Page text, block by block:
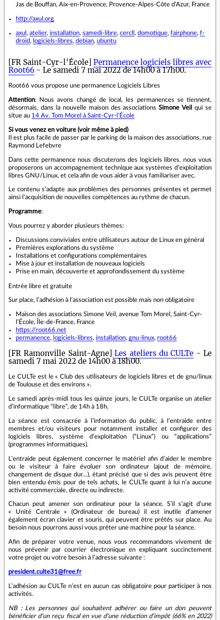
Jas de Bouffan, Aix-en-Provence, Provence-Alpes-Côte d’Azur, France
http://axul.org
axul , atelier, installation, samedi-libre, cercll , domotique, fairphone, f-
droid, logiciels-libres, debian, ubuntu
[FR Saint-Cyr-l’École] Permanence logiciels libres avec
Root66 - Le samedi 7 mai 2022 de 14h00 à 17h00.
Root66 vous propose une permanence Logiciels Libres
Attention: Nous avons changé de local, les permanences se tiennent,
désormais, dans la nouvelle maison des associationsSimone Veil
qui se
situe au 14 Av. Tom Morel à Saint-Cyr-l’École
Si vous venez en voiture (voir même à pied)
Il est plus facile de passer par le parking de la maison des associations, rue
Raymond Lefebvre
Dans cette permanence nous discuterons des logiciels libres, nous vous
proposerons un accompagnement technique aux systèmes d’exploitation
libres GNU/Linux, et cela afin de vous aider à vous familiariser avec.
Le contenu s’adapte aux problèmes des personnes présentes et permet
ainsi l’acquisition de nouvelles compétences au rythme de chacun.
Programme:
Vous pourrez y aborder plusieurs thèmes:
Discussions conviviales entre utilisateurs autour de Linux en général
Premières explorations du système
Installations et configurations complémentaires
Mise à jour et installation de nouveaux logiciels
Prise en main, découverte et approfondissement du système
Entrée libre et gratuite
Sur place, l’adhésion à l’association est possible mais non obligatoire
Maison des associations Simone Veil, avenue Tom Morel, Saint-Cyr-
l’École, Île-de-France, France
https://root66.net
permanence, logiciels-libres, installation, gnu-linux, root66
[FR Ramonville Saint-Agne]Les ateliers du CULTe - Le
samedi 7 mai 2022 de 14h00 à 18h00.
Le CULTe est le « Club des utilisateurs de logiciels libres et de gnu/linux
de Toulouse et des environs ».
Le samedi après-midi tous les quinze jours, le CULTe organise un atelier
d’informatique “libre”, de 14h à 18h.
La séance est consacrée à l’information du public, à l’entraide entre
membres et/ou visiteurs pour notamment installer et configurer des
logiciels libres, système d’exploitation (“Linux”) ou “applications”
(programmes informatiques).
L’entraide peut également concerner le matériel afin d’aider le membre
ou le visiteur à faire évoluer son ordinateur (ajout de mémoire,
changement de disque dur…), étant précisé que si des avis peuvent être
bien entendu émis pour de tels achats, le CULTe quant à lui n’a aucune
activité commerciale, directe ou indirecte.
Chacun peut amener son ordinateur pour la séance. S’il s’agit d’une
« Unité Centrale » (Ordinateur de bureau) il est inutile d’amener
également écran clavier et souris, qui peuvent être prêtés sur place. Au
besoin nous pourrons aussi vous prêter une machine pour la séance.
Afin de préparer votre venue, nous vous recommandons vivement de
nous prévenir par courrier électronique en expliquant succinctement
votre projet ou votre besoin à l’adresse suivante :
president.culte31@free.fr
L’adhésion au CULTe n’est en aucun cas obligatoire pour participer à nos
activités.
NB : Les personnes qui souhaitent adhérer ou faire un don peuvent
bénéficier d’un reçu fiscal en vue d’une réduction d’impôt (66% en 2022)